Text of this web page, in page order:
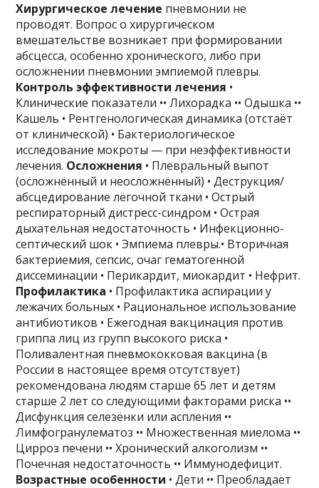
Хирургическое лечение пневмонии не
проводят. Вопрос о хирургическом
вмешательстве возникает при формировании
абсцесса, особенно хронического, либо при
осложнении пневмонии эмпиемой плевры.
Контроль эффективности лечения •
Клинические показатели •• Лихорадка •• Одышка ••
Кашель • Рентгенологическая динамика (отстаёт
от клинической) • Бактериологическое
исследование мокроты — при неэффективности
лечения. Осложнения • Плевральный выпот
(осложнённый и неосложнённый) • Деструкция/
абсцедирование лёгочной ткани • Острый
респираторный дистресс-синдром • Острая
дыхательная недостаточность • Инфекционно-
септический шок • Эмпиема плевры.• Вторичная
бактериемия, сепсис, очаг гематогенной
диссеминации • Перикардит, миокардит • Нефрит.
Профилактика • Профилактика аспирации у
лежачих больных • Рациональное использование
антибиотиков • Ежегодная вакцинация против
гриппа лиц из групп высокого риска •
Поливалентная пневмококковая вакцина (в
России в настоящее время отсутствует)
рекомендована людям старше 65 лет и детям
старше 2 лет со следующими факторами риска ••
Дисфункция селезёнки или аспления ••
Лимфогранулематоз •• Множественная миелома ••
Цирроз печени •• Хронический алкоголизм ••
Почечная недостаточность •• Иммунодефицит.
Возрастные особенности • Дети •• Преобладает